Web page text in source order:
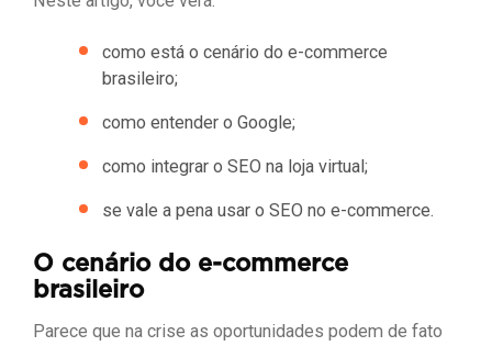
como está o cenário do e-commerce
brasileiro;
como entender o Google;
como integrar o SEO na loja virtual;
se vale a pena usar o SEO no e-commerce.
O cenário do e-commerce
brasileiro
Parece que na crise as oportunidades podem de fato